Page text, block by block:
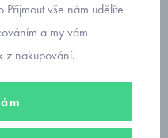
Přijmout vše nám udělíte
a my vám
z nakupování.